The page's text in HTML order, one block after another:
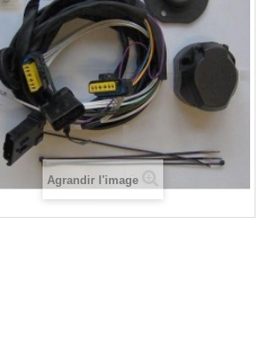
Agrandir l'image